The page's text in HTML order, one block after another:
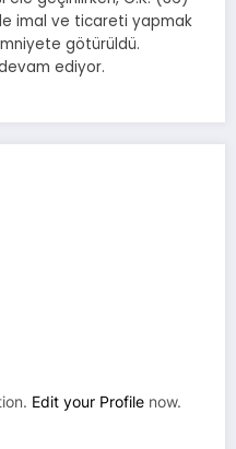
imal ve ticareti yapmak
götürüldü.
ediyor.
Edit your Profile now.